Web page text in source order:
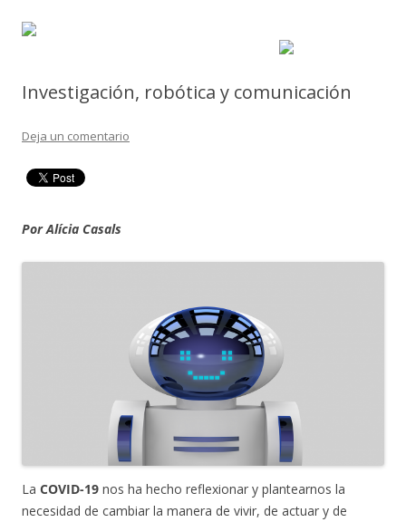
Investigación, robótica y comunicación
Deja un comentario
Por Alícia Casals
La COVID-19 nos ha hecho reflexionar y plantearnos la
necesidad de cambiar la manera de vivir, de actuar y de